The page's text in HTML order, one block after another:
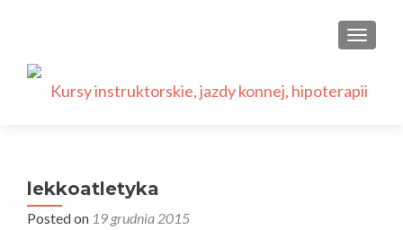
lekkoatletyka
Posted on 19 grudnia 2015